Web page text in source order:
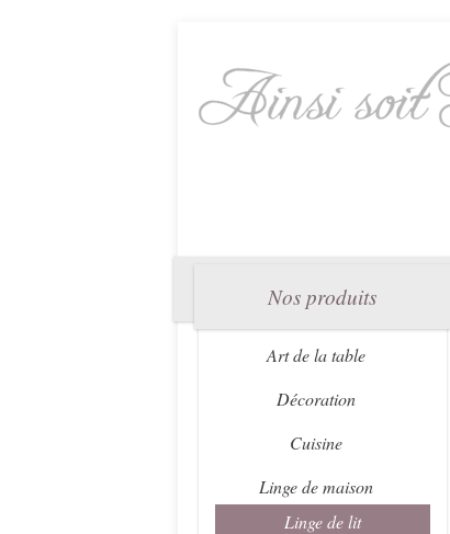
Nos produits
Art de la table
Décoration
Cuisine
Linge de maison
Linge de lit